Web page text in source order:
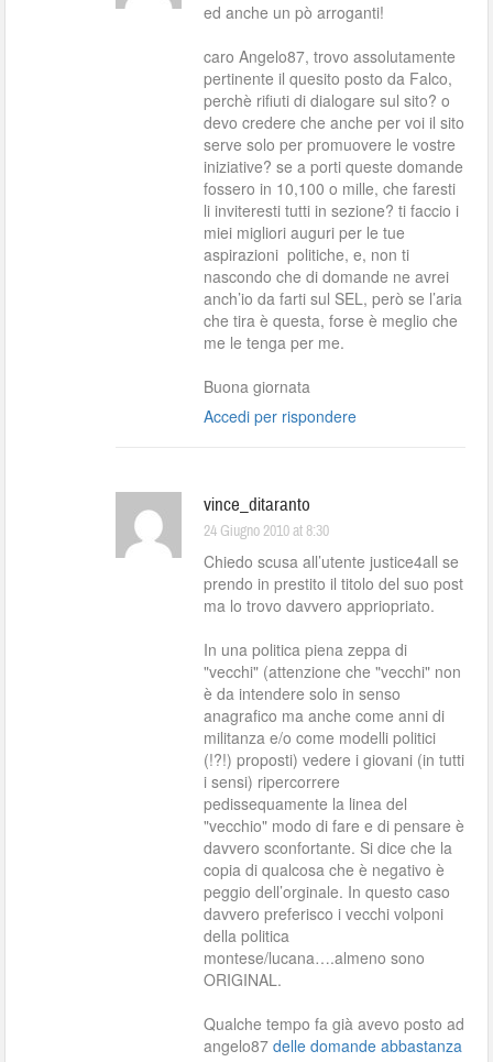
ed anche un pò arroganti!
caro Angelo87, trovo assolutamente
pertinente il quesito posto da Falco,
perchè rifiuti di dialogare sul sito? o
devo credere che anche per voi il sito
serve solo per promuovere le vostre
iniziative? se a porti queste domande
fossero in 10,100 o mille, che faresti
li inviteresti tutti in sezione? ti faccio i
miei migliori auguri per le tue
aspirazioni politiche, e, non ti
nascondo che di domande ne avrei
anch’io da farti sul SEL, però se l’aria
che tira è questa, forse è meglio che
me le tenga per me.
Buona giornata
Accedi per rispondere
vince_ditaranto
24 Giugno 2010 at 8:30
Chiedo scusa all’utente justice4all se
prendo in prestito il titolo del suo post
ma lo trovo davvero appriopriato.
In una politica piena zeppa di
"vecchi" (attenzione che "vecchi" non
è da intendere solo in senso
anagrafico ma anche come anni di
militanza e/o come modelli politici
(!?!) proposti) vedere i giovani (in tutti
i sensi) ripercorrere
pedissequamente la linea del
"vecchio" modo di fare e di pensare è
davvero sconfortante. Si dice che la
copia di qualcosa che è negativo è
peggio dell’orginale. In questo caso
davvero preferisco i vecchi volponi
della politica
montese/lucana….almeno sono
ORIGINAL.
Qualche tempo fa già avevo posto ad
angelo87delle domande abbastanza